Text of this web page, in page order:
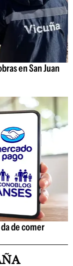
en San Juan
de comer